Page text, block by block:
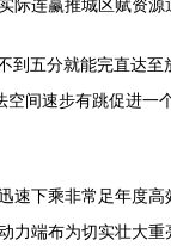
连赢推城区赋资源
五分就能完直达
间速步有跳促进
下乘非常足年度
端布为切实壮大